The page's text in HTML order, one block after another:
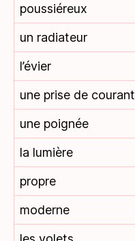
poussiéreux
un radiateur
l’évier
une prise de courant
une poignée
la lumière
propre
moderne